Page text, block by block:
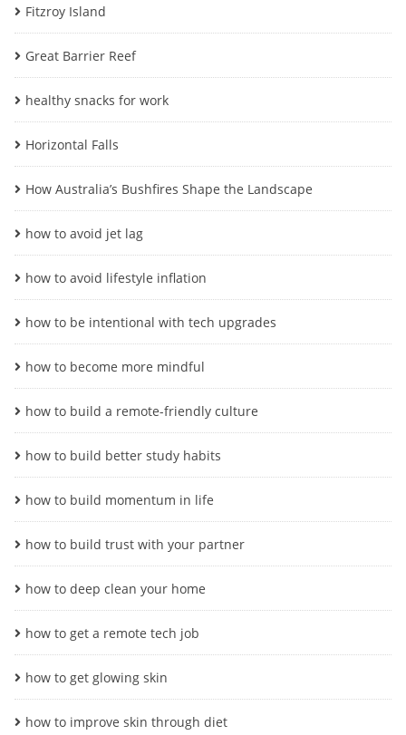
Fitzroy Island
Great Barrier Reef
healthy snacks for work
Horizontal Falls
How Australia’s Bushfires Shape the Landscape
how to avoid jet lag
how to avoid lifestyle inflation
how to be intentional with tech upgrades
how to become more mindful
how to build a remote-friendly culture
how to build better study habits
how to build momentum in life
how to build trust with your partner
how to deep clean your home
how to get a remote tech job
how to get glowing skin
how to improve skin through diet